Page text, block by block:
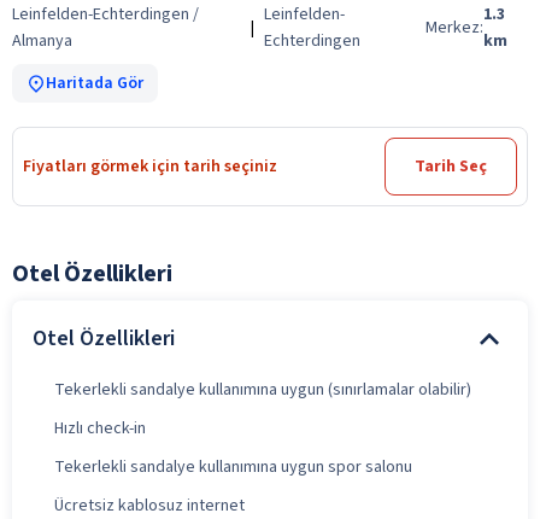
Leinfelden-Echterdingen /
Almanya
|
Leinfelden-
Echterdingen
Merkez:
1.3
km
Haritada Gör
Fiyatları görmek için tarih seçiniz Tarih Seç
Otel Özellikleri
Otel Özellikleri
Tekerlekli sandalye kullanımına uygun (sınırlamalar olabilir)
Hızlı check-in
Tekerlekli sandalye kullanımına uygun spor salonu
Ücretsiz kablosuz internet